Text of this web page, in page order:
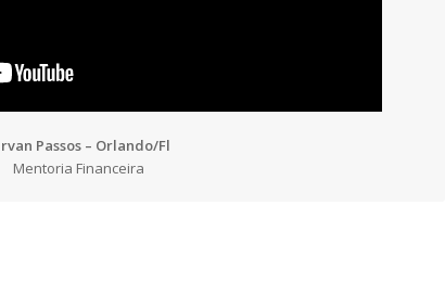
Passos – Orlando/Fl
Mentoria Financeira